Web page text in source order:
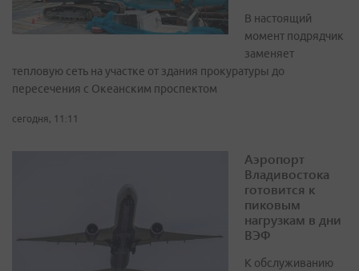
В настоящий
момент подрядчик
заменяет
тепловую сеть на участке от здания прокуратуры до
пересечения с Океанским проспектом
сегодня, 11:11
Аэропорт
Владивостока
готовится к
пиковым
нагрузкам в дни
ВЭФ
К обслуживанию